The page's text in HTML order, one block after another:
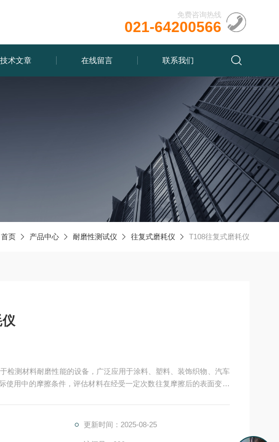
免费咨询热线
021-64200566
技术文章 在线留言 联系我们
首页 产品中心 耐磨性测试仪 往复式磨耗仪 T108往复式磨耗仪
检测材料耐磨性能的设备，广泛应用于涂料、塑料、装饰织物、汽车
使用中的摩擦条件，评估材料在经受一定次数往复摩擦后的表面变化
更新时间：2025-08-25